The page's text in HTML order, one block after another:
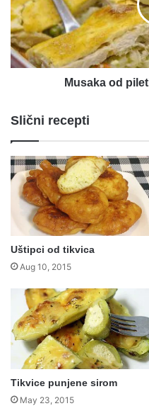
i
povrća
Musaka od
Slični recepti
Uštipci od tikvica
Aug 10, 2015
Tikvice punjene sirom
May 23, 2015